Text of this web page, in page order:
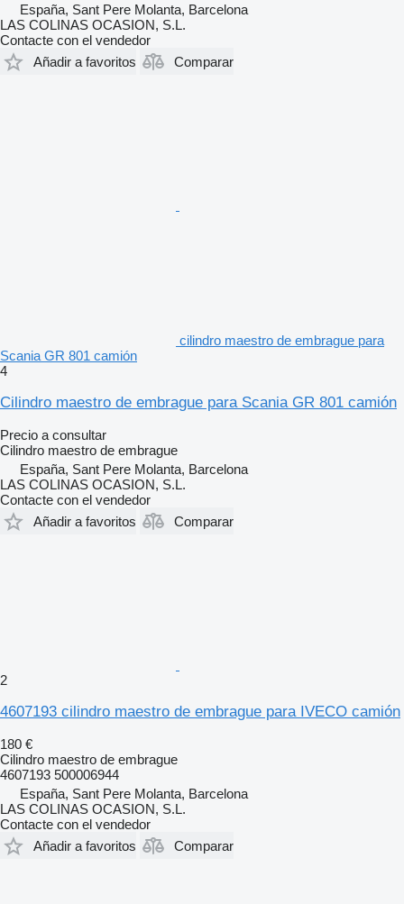
España, Sant Pere Molanta, Barcelona
LAS COLINAS OCASION, S.L.
Contacte con el vendedor
Añadir a favoritos
Comparar
cilindro maestro de embrague para
Scania GR 801 camión
4
Cilindro maestro de embrague para Scania GR 801 camión
Precio a consultar
Cilindro maestro de embrague
España, Sant Pere Molanta, Barcelona
LAS COLINAS OCASION, S.L.
Contacte con el vendedor
Añadir a favoritos
Comparar
2
4607193 cilindro maestro de embrague para IVECO camión
180 €
Cilindro maestro de embrague
4607193 500006944
España, Sant Pere Molanta, Barcelona
LAS COLINAS OCASION, S.L.
Contacte con el vendedor
Añadir a favoritos
Comparar